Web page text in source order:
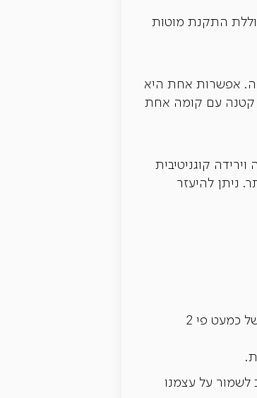
התקנת מוטות
אפשרות אחת היא
קטנה עם קומה אחת
וירידה קוגניטיבית
ניתן להיעזר
בקרב כ-7,000 מבוגרים בגילאי 51 עד 61, מצא שאלו ללא תחושת מטרה היו בעלי סיכוי של כמעט פי 2
לשמור על עצמנו